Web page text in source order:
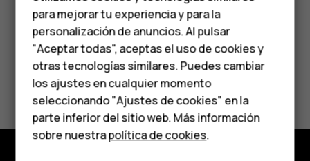
media
Teléfonos para
personas mayores
HMD Terra M
Comprar
¿Te ha parecido útil?
Sí No
para mejorar tu experiencia y para la
personalización de anuncios. Al pulsar
"Aceptar todas", aceptas el uso de cookies y
otras tecnologías similares. Puedes cambiar
los ajustes en cualquier momento
seleccionando "Ajustes de cookies" en la
parte inferior del sitio web. Más información
sobre nuestrapolítica de cookies.